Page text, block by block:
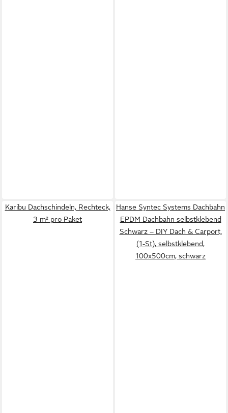
Karibu Dachschindeln, Rechteck,
3 m² pro Paket
Hanse Syntec Systems Dachbahn
EPDM Dachbahn selbstklebend
Schwarz – DIY Dach & Carport,
(1-St), selbstklebend,
100x500cm, schwarz